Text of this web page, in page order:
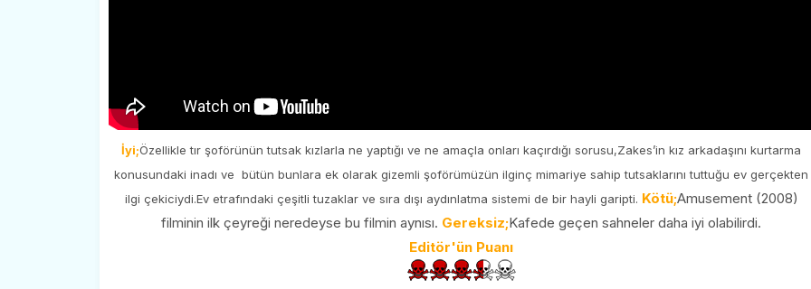
İyi;Özellikle tır şoförünün tutsak kızlarla ne yaptığı ve ne amaçla onları kaçırdığı sorusu,Zakes’in kız arkadaşını kurtarma
konusundaki inadı ve bütün bunlara ek olarak gizemli şoförümüzün ilginç mimariye sahip tutsaklarını tuttuğu ev gerçekten
ilgi çekiciydi.Ev etrafındaki çeşitli tuzaklar ve sıra dışı aydınlatma sistemi de bir hayli garipti. Kötü;Amusement (2008)
filminin ilk çeyreği neredeyse bu filmin aynısı. Gereksiz;Kafede geçen sahneler daha iyi olabilirdi.
Editör'ün Puanı